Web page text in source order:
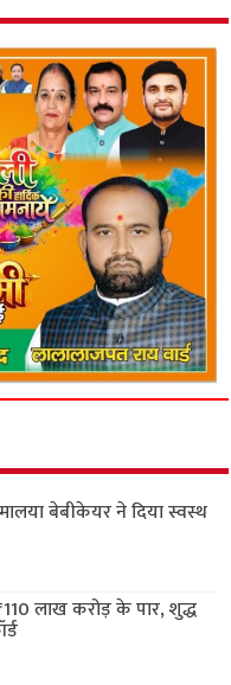
बेबीकेयर ने दिया स्वस्थ
लाख करोड़ के पार, शुद्ध